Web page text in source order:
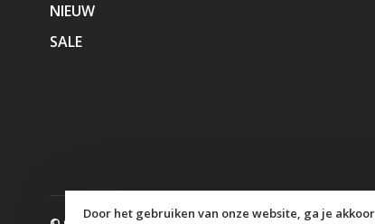
NIEUW
SALE
Door het gebruiken van onze website, ga je